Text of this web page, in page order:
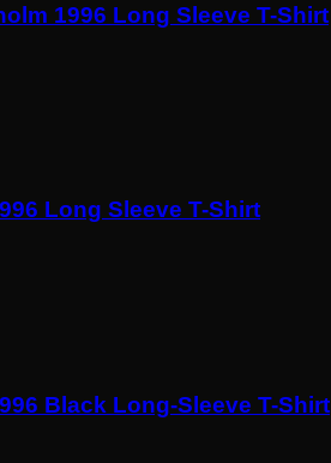
1996 Long Sleeve T-Shirt
Long Sleeve T-Shirt
Black Long-Sleeve T-Shirt